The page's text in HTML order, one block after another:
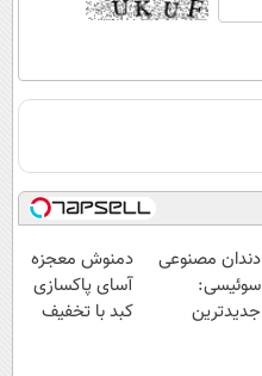
دندان مصنوعی
سوئیسی:
جدیدترین
دمنوش معجزه
آسای پاکسازی
کبد با تخفیف